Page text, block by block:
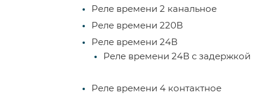
Реле времени 2 канальное
Реле времени 220В
Реле времени 24В
Реле времени 24В с задержкой
Реле времени 4 контактное